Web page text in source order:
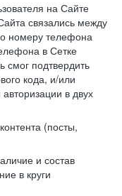
на Сайте
связались между
номеру телефона
в Сетке
смог подтвердить
кода, и/или
в двух
(посты,
и состав
в круги